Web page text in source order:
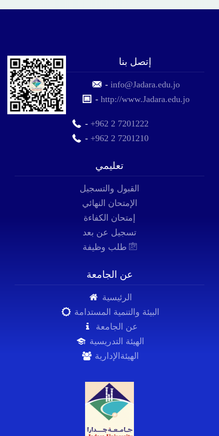
إتصل بنا
-info@Jadara.edu.jo
-http://www.Jadara.edu.jo
- +962 2 7201222
- +962 2 7201210
تعليمي
القبول والتسجيل
الإمتحان النهائي
إمتحان الكفاءة
تسجيل عن بعد
عن الجامعة
الرئيسية
البيئة والتنمية المستدامة
عن الجامعة
الهيئة التدريسية
الهيئةالإدارية